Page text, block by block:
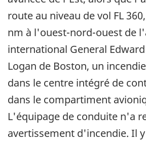
route au niveau de vol FL
nm à l'ouest-nord-ouest de
international General
Logan de Boston, un
dans le centre intégré de
dans le compartiment
L'équipage de conduite n'a
avertissement d'incendie. Il